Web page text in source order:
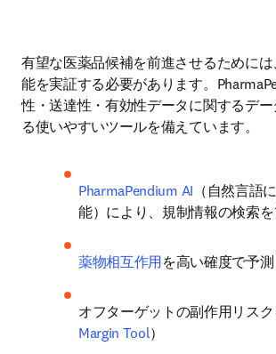
有望な医薬品候補を前進させるために
能を実証する必要があります。
性・送達性・有効性データに関するデ
る使いやすいツールを備えています。
PharmaPendium AI （自然言語
能）により、規制情報の検索
薬物相互作用を高い確度で予測
オフターゲットの副作用リス
Margin Tool）